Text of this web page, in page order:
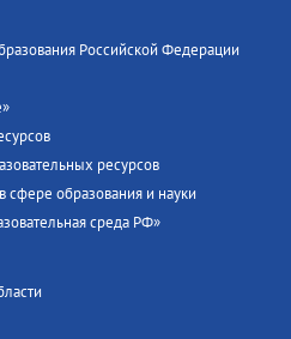
Российской Федерации
ресурсов
сфере образования и науки
среда РФ»